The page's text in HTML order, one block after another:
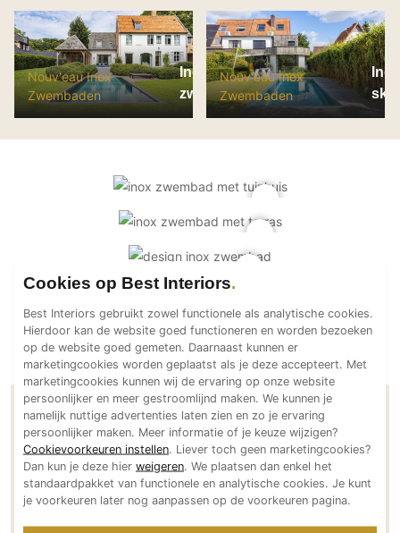
PVC vloeren
Gietvloeren
Houten vloeren
Natuursteen en keramiek vloeren
Vloerkleden
Behang / Wandtextiel
Schilderwerk
Stucwerk
Spuitwerk
Technologie
Audio/Video
Thuisbioscoop
Domotica
Mirror TV
Nouv'eau Inox
Zwembaden
Inox skimmer
zwembad Deurle
Nouv'eau Inox
Zwembaden
van
Contactgegevens Nouv'eau Inox
Zwembaden
Adresgegevens
Cookies op Best Interiors
Best Interiors gebruikt zowel functionele als analytische cookies.
Hierdoor kan de website goed functioneren en worden bezoeken
op de website goed gemeten. Daarnaast kunnen er
marketingcookies worden geplaatst als je deze accepteert. Met
marketingcookies kunnen wij de ervaring op onze website
persoonlijker en meer gestroomlijnd maken. We kunnen je
namelijk nuttige advertenties laten zien en zo je ervaring
persoonlijker maken. Meer informatie of je keuze wijzigen?
Cookievoorkeuren instellen. Liever toch geen marketingcookies?
Dan kun je deze hier weigeren. We plaatsen dan enkel het
standaardpakket van functionele en analytische cookies. Je kunt
je voorkeuren later nog aanpassen op de voorkeuren pagina.